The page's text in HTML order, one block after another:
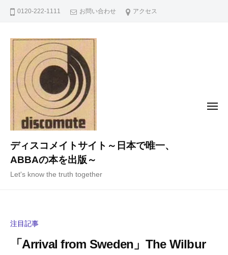
0120-222-1111 お問い合わせ アクセス
ディスコメイトサイト～日本で唯一、
ABBAの本を出版～
Let's know the truth together
メ
注目記事
「Arrival from Sweden」The Wilbur